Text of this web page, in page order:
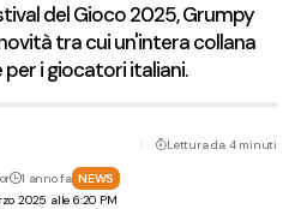
del Gioco 2025, Grumpy
tra cui un'intera collana
i giocatori italiani.
2025 alle 6:20 PM
1 anno fa NEWS
Lettura da 4 minuti